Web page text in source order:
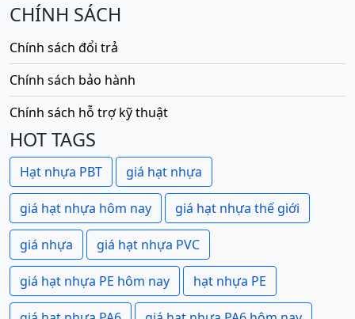
CHÍNH SÁCH
Chính sách đổi trả
Chính sách bảo hành
Chính sách hỗ trợ kỹ thuật
HOT TAGS
Hạt nhựa PBT giá hạt nhựa
giá hạt nhựa hôm nay giá hạt nhựa thế giới
giá nhựa giá hạt nhựa PVC
giá hạt nhựa PE hôm nay hạt nhựa PE